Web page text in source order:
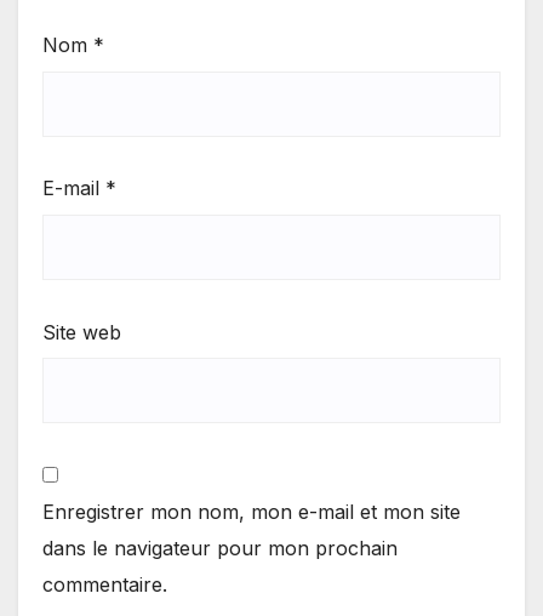
Nom *
E-mail *
Site web
Enregistrer mon nom, mon e-mail et mon site
dans le navigateur pour mon prochain
commentaire.